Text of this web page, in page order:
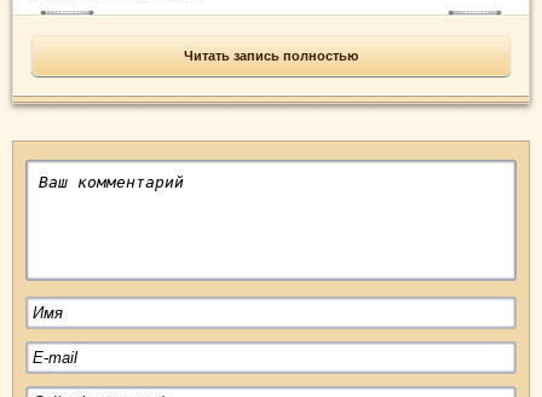
Читать запись полностью